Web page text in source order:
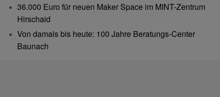
36.000 Euro für neuen Maker Space im MINT-Zentrum
Hirschaid
Von damals bis heute: 100 Jahre Beratungs-Center
Baunach